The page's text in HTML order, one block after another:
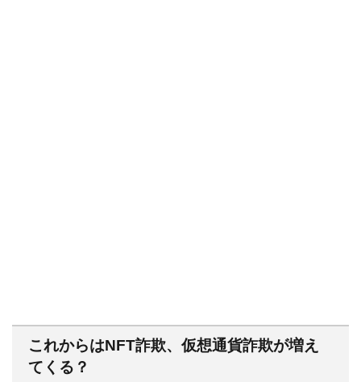
これからはNFT詐欺、仮想通貨詐欺が増え
てくる？